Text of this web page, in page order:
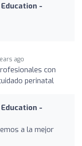
-
ago
con
perinatal
-
a la mejor